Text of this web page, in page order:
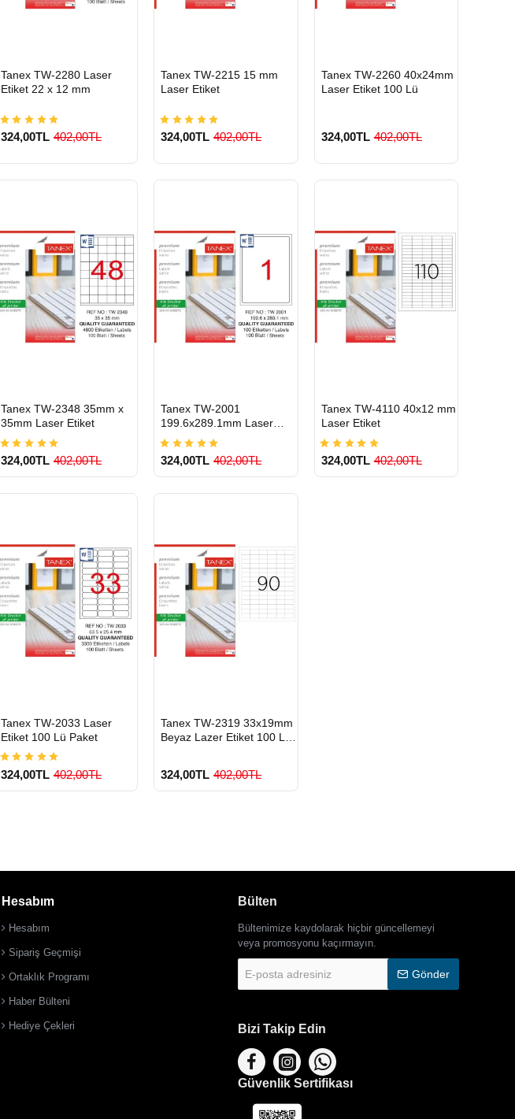
GÖNDERİ
900 TL Üzeri Kargo
Ücretsiz
Tanex TW-2280 Laser
Etiket 22 x 12 mm
324,00TL 402,00TL
GÖNDERİ
900 TL Üzeri Kargo
Ücretsiz
Tanex TW-2215 15 mm
Laser Etiket
324,00TL 402,00TL
GÖNDERİ
900 TL Üzeri Kargo
Ücretsiz
Tanex TW-2260 40x24mm
Laser Etiket 100 Lü
324,00TL 402,00TL
GÖNDERİ
900 TL Üzeri Kargo
Ücretsiz
Tanex TW-2348 35mm x
35mm Laser Etiket
324,00TL 402,00TL
GÖNDERİ
900 TL Üzeri Kargo
Ücretsiz
Tanex TW-2001
199.6x289.1mm Laser
Etiket 100 Lü
324,00TL 402,00TL
GÖNDERİ
Tanex TW-4110 40x12 mm
Laser Etiket
324,00TL 402,00TL
GÖNDERİ
900 TL Üzeri Kargo
Ücretsiz
Tanex TW-2033 Laser
Etiket 100 Lü Paket
324,00TL 402,00TL
GÖNDERİ
900 TL Üzeri Kargo
Tanex TW-2319 33x19mm
Beyaz Lazer Etiket 100 Lü
324,00TL 402,00TL
Hesabım
Hesabım
Sipariş Geçmişi
Ortaklık Programı
Haber Bülteni
Hediye Çekleri
Bülten
Bültenimize kaydolarak hiçbir güncellemeyi
veya promosyonu kaçırmayın.
posta
Gönder
Bizi Takip Edin
Güvenlik Sertifikası